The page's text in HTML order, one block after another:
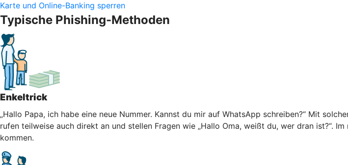
Karte und Online-Banking sperren
Typische Phishing-Methoden
Enkeltrick
„Hallo Papa, ich habe eine neue Nummer. Kannst du mir auf WhatsApp schreiben?“ Mit
rufen teilweise auch direkt an und stellen Fragen wie „Hallo Oma, weißt du, wer dran ist?“.
kommen.